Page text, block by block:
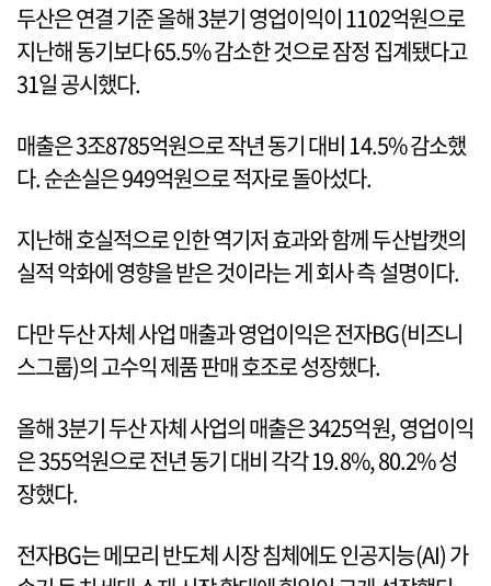
두산은 연결 기준 올해 3분기 영업이익이 1102억원으로
지난해 동기보다 65.5% 감소한 것으로 잠정 집계됐다고
31일 공시했다.
매출은 3조8785억원으로 작년 동기 대비 14.5% 감소했
다. 순손실은 949억원으로 적자로 돌아섰다.
지난해 호실적으로 인한 역기저 효과와 함께 두산밥캣의
실적 악화에 영향을 받은 것이라는 게 회사 측 설명이다.
다만 두산 자체 사업 매출과 영업이익은 전자BG(비즈니
스그룹)의 고수익 제품 판매 호조로 성장했다.
올해 3분기 두산 자체 사업의 매출은 3425억원, 영업이익
은 355억원으로 전년 동기 대비 각각 19.8%, 80.2% 성
장했다.
전자BG는 메모리 반도체 시장 침체에도 인공지능(AI) 가